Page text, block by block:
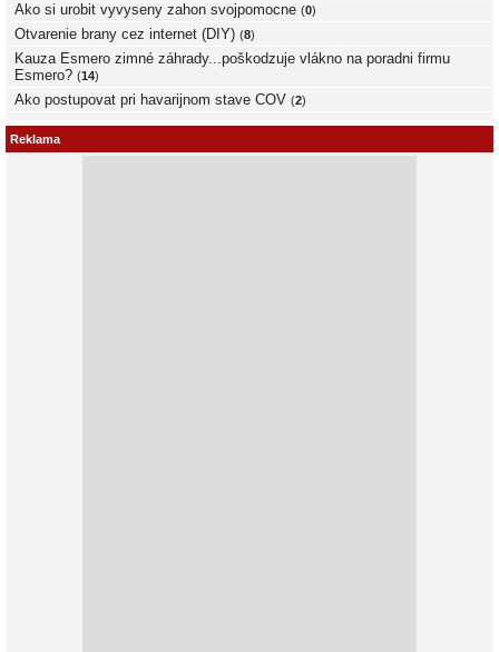
Ako si urobit vyvyseny zahon svojpomocne (0)
Otvarenie brany cez internet (DIY) (8)
Kauza Esmero zimné záhrady...poškodzuje vlákno na poradni firmu
Esmero? (14)
Ako postupovat pri havarijnom stave COV (2)
Reklama